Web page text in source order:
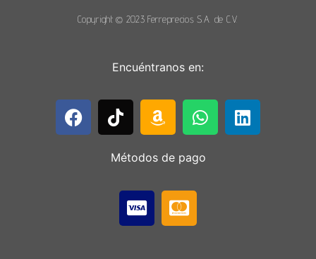
Copyright © 2023 Ferreprecios S.A. de C.V.
Encuéntranos en:
Métodos de pago